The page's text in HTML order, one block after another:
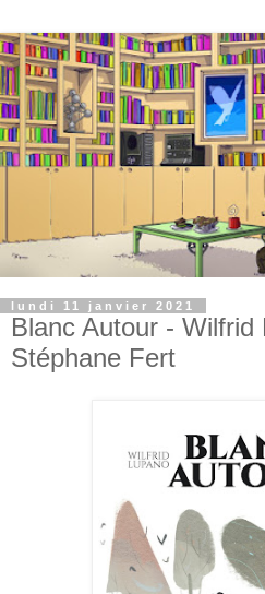
lundi 11 janvier 2021
Blanc Autour - Wilfrid
Stéphane Fert